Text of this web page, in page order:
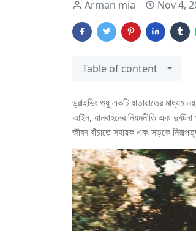
Arman mia Nov 4,
Table of content
ড্রাইভিং শুধু একটি যাতায়াতের
আইন, যানবাহনের নিয়মনীতি এবং
জীবন বাঁচাতে সহায়ক এবং সড়কে